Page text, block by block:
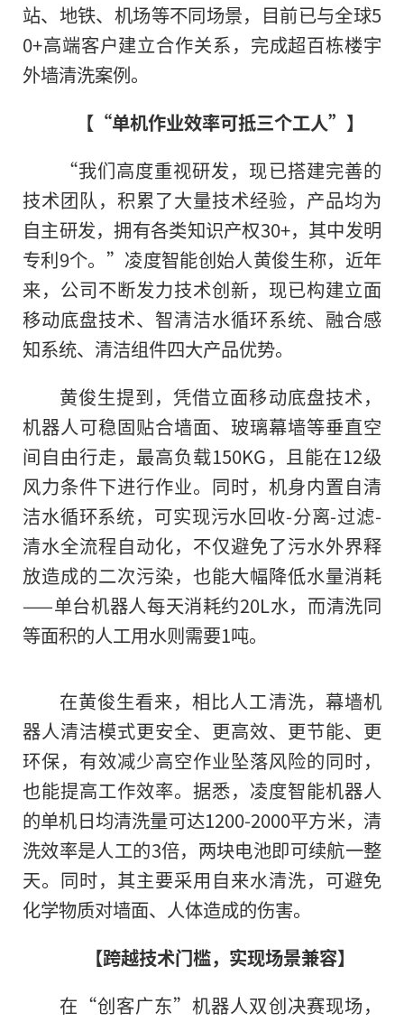
站、地铁、机场等不同场景，目前已与全球5
0+高端客户建立合作关系，完成超百栋楼宇
外墙清洗案例。
【“单机作业效率可抵三个工人”】
“我们高度重视研发，现已搭建完善的
技术团队，积累了大量技术经验，产品均为
自主研发，拥有各类知识产权30+，其中发明
专利9个。”凌度智能创始人黄俊生称，近年
来，公司不断发力技术创新，现已构建立面
移动底盘技术、智清洁水循环系统、融合感
知系统、清洁组件四大产品优势。
黄俊生提到，凭借立面移动底盘技术，
机器人可稳固贴合墙面、玻璃幕墙等垂直空
间自由行走，最高负载150KG，且能在12级
风力条件下进行作业。同时，机身内置自清
洁水循环系统，可实现污水回收-分离-过滤-
清水全流程自动化，不仅避免了污水外界释
放造成的二次污染，也能大幅降低水量消耗
——单台机器人每天消耗约20L水，而清洗同
等面积的人工用水则需要1吨。
在黄俊生看来，相比人工清洗，幕墙机
器人清洁模式更安全、更高效、更节能、更
环保，有效减少高空作业坠落风险的同时，
也能提高工作效率。据悉，凌度智能机器人
的单机日均清洗量可达1200-2000平方米，清
洗效率是人工的3倍，两块电池即可续航一整
天。同时，其主要采用自来水清洗，可避免
化学物质对墙面、人体造成的伤害。
【跨越技术门槛，实现场景兼容】
在“创客广东”机器人双创决赛现场，